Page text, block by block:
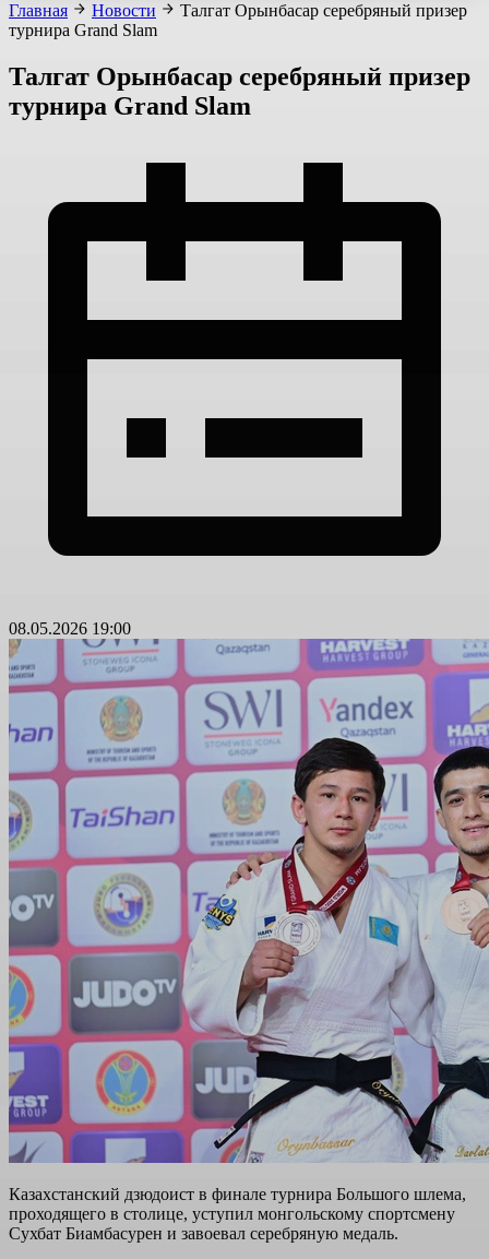
Главная Новости
Талгат Орынбасар серебряный призер
турнира Grand Slam
Талгат Орынбасар серебряный призер
турнира Grand Slam
08.05.2026 19:00
Казахстанский дзюдоист в финале турнира Большого шлема,
проходящего в столице, уступил монгольскому спортсмену
Сухбат Биамбасурен и завоевал серебряную медаль.